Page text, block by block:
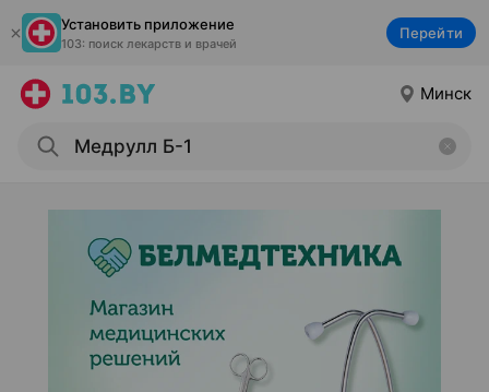
Установить приложение
103: поиск лекарств и врачей
Перейти
Минск